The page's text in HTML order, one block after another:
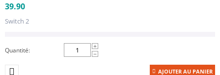
39.90
Switch 2
Quantité:
+
−
AJOUTER AU PANIER